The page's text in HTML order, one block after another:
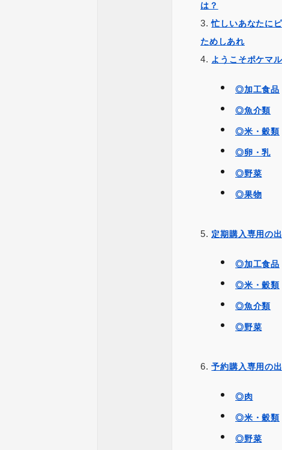
は？
忙しいあなたに
ためしあれ
ようこそポケマ
◎加工食品
◎魚介類
◎米・穀類
◎卵・乳
◎野菜
◎果物
定期購入専用の
◎加工食品
◎米・穀類
◎魚介類
◎野菜
予約購入専用の
◎肉
◎米・穀類
◎野菜